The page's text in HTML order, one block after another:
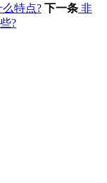
特点? 下一条 非
?